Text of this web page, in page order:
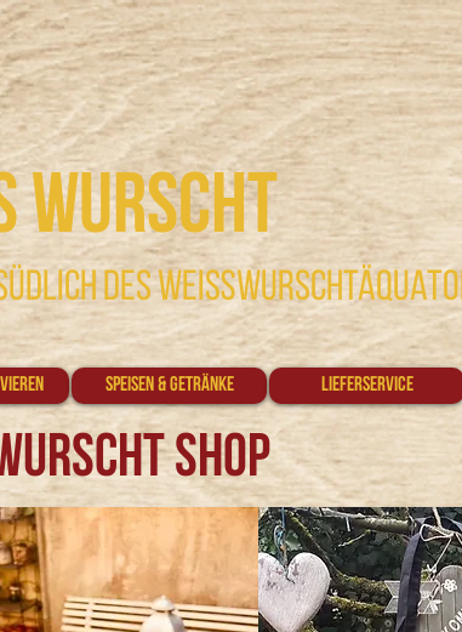
Wurscht
des
Speisen & Getränke Lieferservice
Shop